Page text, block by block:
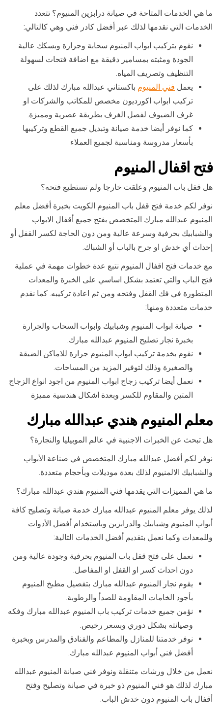
ما هي الخدمات المتاحة في صيانة درابزين المنيوم؟ تتعدد
الخدمات التي نقدمها لذلك عبر أفضل كادر فني وهي كالتالي:
نقوم بتركيب ابواب المنيوم سحابة وجرارة وبسكك عالية
الجودة ومثبته بمسامير دقيقة مع اضافة فتحات لسهولة
التنظيف وتصريف المياه.
يعمل فني المنيوم باكستاني عبدالله مبارك لذلك على
تركيب ابواب اكورديون مخصص للمكاتب والشركات او
غرف الضيوف لفصل الغرف بطريقة عصرية ومميزة.
كما نوفر أيضا خدمة صيانة وتبديل جميع القطع وتركيبها
بأسعار مدروسة ومناسبة لجميع العملاء
فتح اقفال المنيوم
هل قفل باب المنيوم وعلقت خارجا ولم تستطيع فتحه؟
نوفر لكم خدمة فتح قفل باب المنيوم الكويت بخبرة أفضل معلم
المنيوم عبدالله مبارك المتخصص بفتح جميع أقفال الابواب
والشبابيك بحرفية وسرعة عالية ومن دون الحاجة لكسر القفل أو
إحداث أي خدش او جرح بالباب أو الشباك.
مع خدمات فتح اقفال المنيوم نتبع عدة خطوات مهمة في عملية
فتح الباب والتي تعتمد بشكل اساسي على الخبرة والمعدات
المتطورة في فك القفل وفتحه ومن ثم اعادة تركيبه. كما نقدم
خدمات متعددة ومنها:
صيانة ابواب المنيوم وشبابيك وابواب السحاب والجرارة
بخبرة نجار تصليح المنيوم عبدالله مبارك.
نقوم بخدمة تركيب ابواب المنيوم جرارة للاماكن الضيقة
والصغيرة وذلك لتوفير المزيد من المساحات.
نعمل أيضا تركيب زجاج ابواب المنيوم من اجود انواع الزجاج
المتين والمقاوم للكسر وبعدة اشكال هندسية مميزة
معلم المنيوم هندي عبدالله مبارك
هل تبحث عن الخبرات الاجنبية في عالم الموبيليا والنجارة؟
نوفر لكم أفضل عبدالله مبارك المتخصص في صناعة الأبواب
والشبابيك الالمنيوم لذلك بعدة موديلات وبأحجام متعددة.
ما هي المميزات التي يقدمها فني المنيوم هندي عبدالله مبارك؟
لذلك يوفر معلم المنيوم عبدالله مبارك خدمة صيانة وتصليح كافة
أبواب المنيوم وشبابيك والدرابزين وباستخدام أفضل الأدوات
وللمعدات وكما نعمل بتقديم أفضل الخدمات التالية:
نعمل على فتح قفل باب المنيوم بحرفية وجودة عالية ومن
دون احداث كسر او القفل او المفاصل.
يقوم نجار المنيوم عبدالله مبارك بتفصيل مطبخ المنيوم
بأجود الخامات المقاومة للصدأ والرطوبة.
نؤمن جميع خدمات تركيب باب المنيوم عبدالله مبارك وفكه
وصيانته بشكل دوري وبسعر رخيص.
نوفر خدمتنا للمنازل والمطاعم والفنادق والمدرس وبخبرة
أفضل فني أبواب المنيوم عبدالله مبارك.
نعمل من خلال ورشات متنقلة ونوفر فني صيانة المنيوم عبدالله
مبارك لذلك هو فني المنيوم ذو خبرة في صيانة وتصليح وفتح
أقفال باب المنيوم دون خدش الباب.